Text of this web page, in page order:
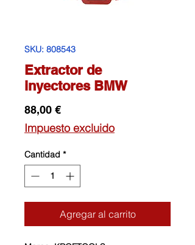
SKU: 808543
Extractor de
inyectores BMW
88,00 €Precio
Impuesto excluido
Cantidad *
Agregar al carrito